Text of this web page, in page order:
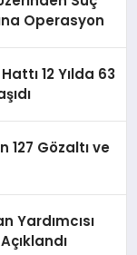
Operasyon
12 Yılda 63
127 Gözaltı ve
Yardımcısı